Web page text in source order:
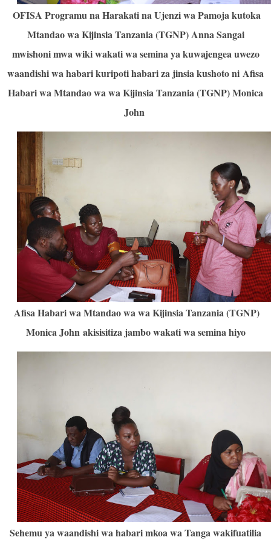
OFISA Programu na Harakati na Ujenzi wa Pamoja kutoka
Mtandao wa Kijinsia Tanzania (TGNP) Anna Sangai
mwishoni mwa wiki wakati wa semina ya kuwajengea uwezo
waandishi wa habari kuripoti habari za jinsia kushoto ni Afisa
Habari wa Mtandao wa wa Kijinsia Tanzania (TGNP) Monica
John
Afisa Habari wa Mtandao wa wa Kijinsia Tanzania (TGNP)
Monica Johnakisisitiza jambo wakati wa semina hiyo
Sehemu ya waandishi wa habari mkoa wa Tanga wakifuatilia